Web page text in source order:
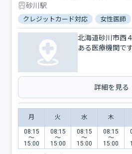
砂川駅
クレジットカード対応 女性医師
北海道砂川市西
ある医療機関です
詳細を見る
月 火 水 木
08:15
〜
15:00
08:15
〜
15:00
08:15
〜
15:00
08:15
〜
15:00